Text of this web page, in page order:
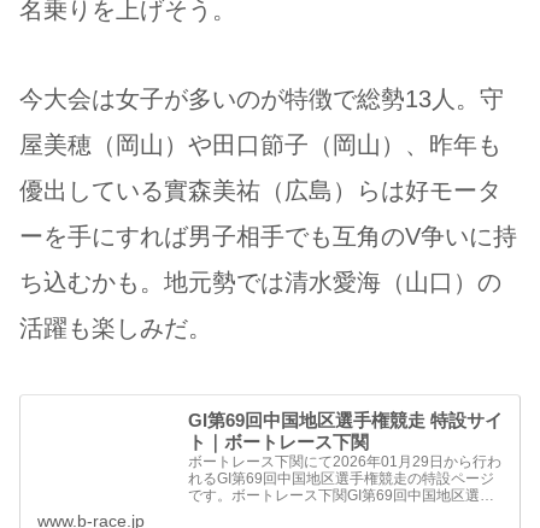
名乗りを上げそう。
今大会は女子が多いのが特徴で総勢13人。守
屋美穂（岡山）や田口節子（岡山）、昨年も
優出している實森美祐（広島）らは好モータ
ーを手にすれば男子相手でも互角のV争いに持
ち込むかも。地元勢では清水愛海（山口）の
活躍も楽しみだ。
GI第69回中国地区選手権競走 特設サイ
ト｜ボートレース下関
ボートレース下関にて2026年01月29日から行わ
れるGI第69回中国地区選手権競走の特設ページ
です。ボートレース下関GI第69回中国地区選手
www.b-race.jp